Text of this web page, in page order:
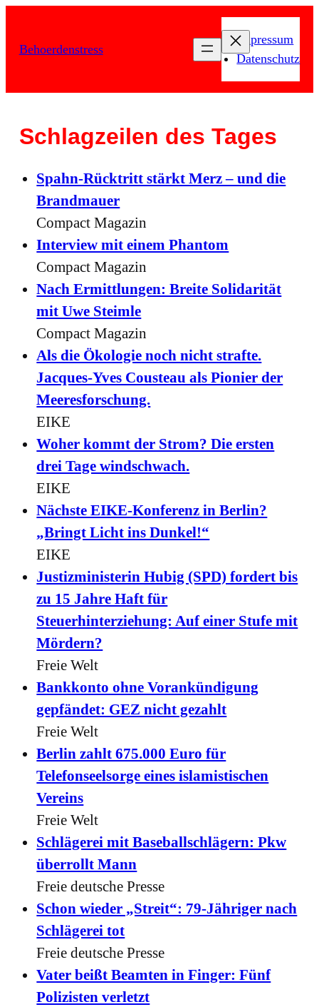
springen
Behoerdenstress
Impressum
Datenschutz
Schlagzeilen des Tages
Spahn-Rücktritt stärkt Merz – und die
Brandmauer
Compact Magazin
Interview mit einem Phantom
Compact Magazin
Nach Ermittlungen: Breite Solidarität
mit Uwe Steimle
Compact Magazin
Als die Ökologie noch nicht strafte.
Jacques-Yves Cousteau als Pionier der
Meeresforschung.
EIKE
Woher kommt der Strom? Die ersten
drei Tage windschwach.
EIKE
Nächste EIKE-Konferenz in Berlin?
„Bringt Licht ins Dunkel!“
EIKE
Justizministerin Hubig (SPD) fordert bis
zu 15 Jahre Haft für
Steuerhinterziehung: Auf einer Stufe mit
Mördern?
Freie Welt
Bankkonto ohne Vorankündigung
gepfändet: GEZ nicht gezahlt
Freie Welt
Berlin zahlt 675.000 Euro für
Telefonseelsorge eines islamistischen
Vereins
Freie Welt
Schlägerei mit Baseballschlägern: Pkw
überrollt Mann
Freie deutsche Presse
Schon wieder „Streit“: 79-Jähriger nach
Schlägerei tot
Freie deutsche Presse
Vater beißt Beamten in Finger: Fünf
Polizisten verletzt